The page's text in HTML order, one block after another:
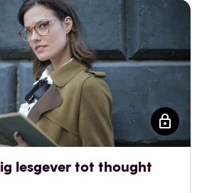
lesgever tot thought